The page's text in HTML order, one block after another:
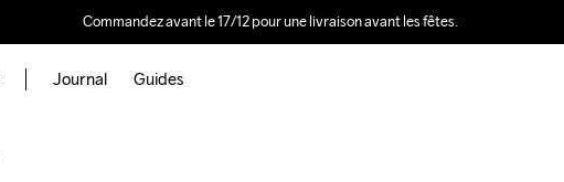
Commandez avant le 17/12 pour une livraison avant les fêtes.
Journal Guides